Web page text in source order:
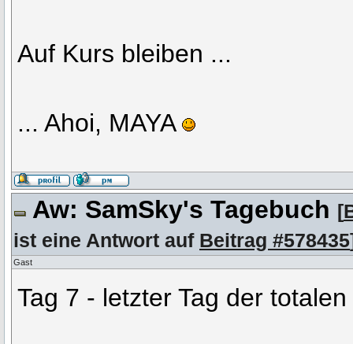
Auf Kurs bleiben ...
... Ahoi, MAYA
Aw: SamSky's Tagebuch [
ist eine Antwort auf Beitrag #578435
Gast
Tag 7 - letzter Tag der